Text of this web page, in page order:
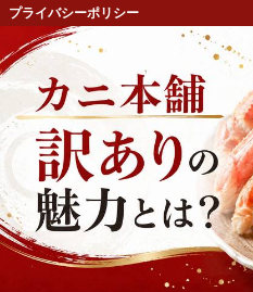
プライバシーポリシー